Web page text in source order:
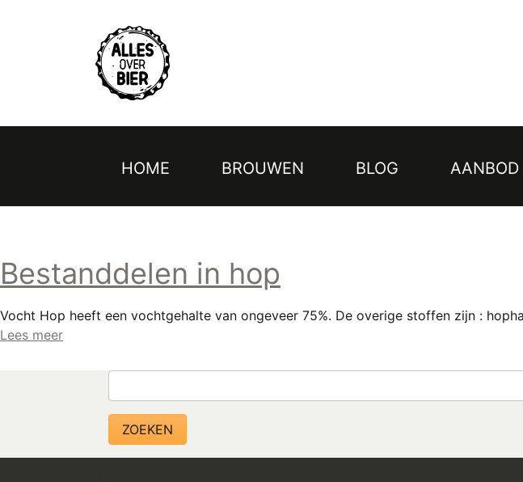
Hoofdnavigatie
HOME BROUWEN BLOG AANBOD
Bestanddelen in hop
Vocht Hop heeft een vochtgehalte van ongeveer 75%. De overige stoffen zijn :
Lees meer